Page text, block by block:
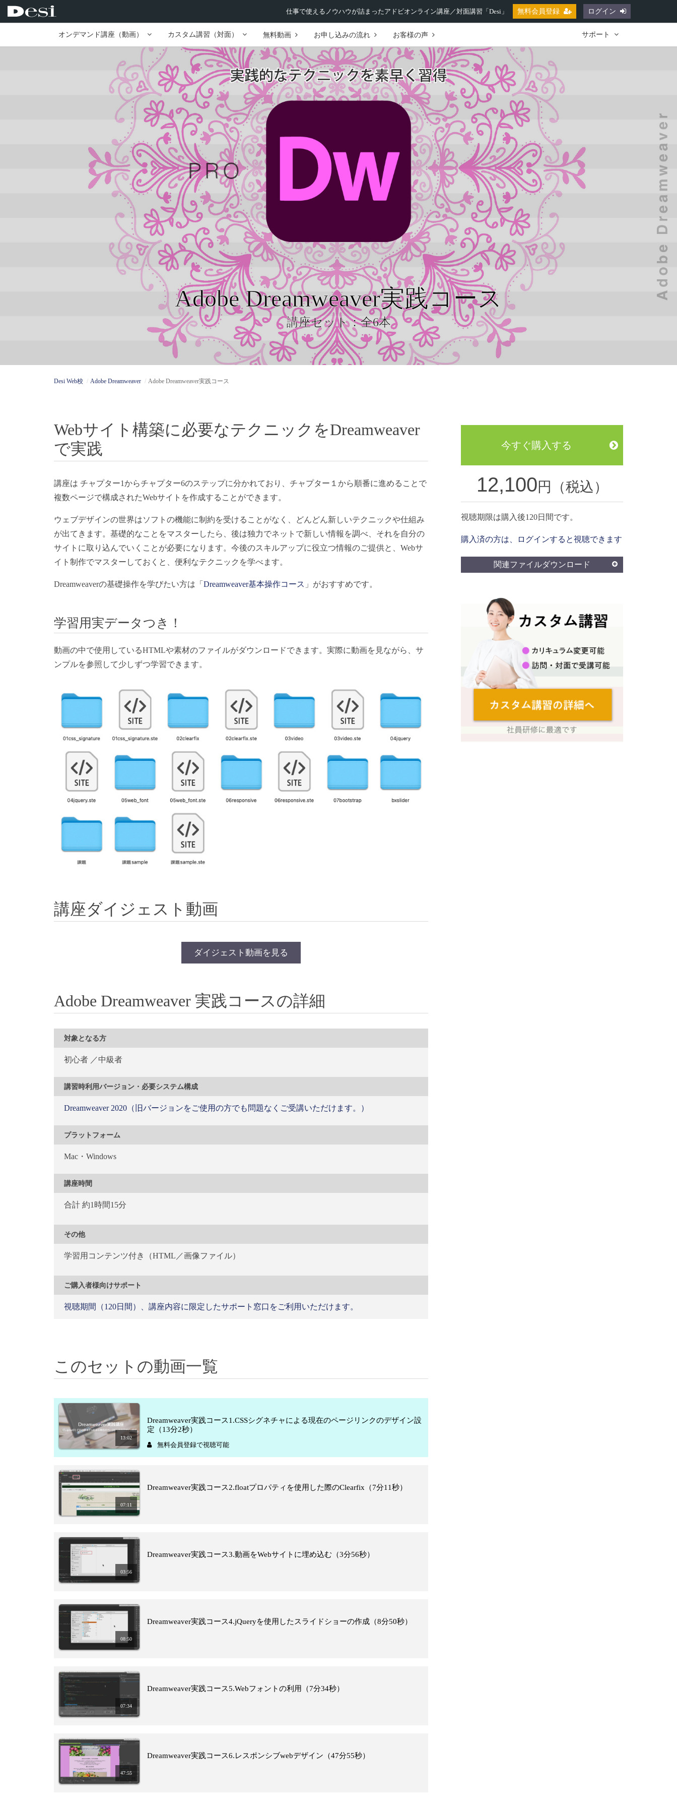
仕事で使えるノウハウが詰まったアドビオンライン講座／対面講習「Desi」 無料会員登録 ログイン
オンデマンド講座（動画） カスタム講習（対面） 無料動画 お申し込みの流れ お客様の声 サポート
Adobe Dreamweaver実践コース
講座セット：全6本
Desi Web校 Adobe Dreamweaver Adobe Dreamweaver実践コース
Webサイト構築に必要なテクニックをDreamweaver
で実践
講座は チャプター1からチャプター6のステップに分かれており、チャプター１から順番に進めることで
複数ページで構成されたWebサイトを作成することができます。
ウェブデザインの世界はソフトの機能に制約を受けることがなく、どんどん新しいテクニックや仕組み
が出てきます。基礎的なことをマスターしたら、後は独力でネットで新しい情報を調べ、それを自分の
サイトに取り込んでいくことが必要になります。今後のスキルアップに役立つ情報のご提供と、Webサ
イト制作でマスターしておくと、便利なテクニックを学べます。
Dreamweaverの基礎操作を学びたい方は「 Dreamweaver基本操作コース 」がおすすめです。
学習用実データつき！
動画の中で使用しているHTMLや素材のファイルがダウンロードできます。実際に動画を見ながら、サ
ンプルを参照して少しずつ学習できます。
講座ダイジェスト動画
ダイジェスト動画を見る
Adobe Dreamweaver 実践コースの詳細
対象となる方
初心者 ／中級者
講習時利用バージョン・必要システム構成
Dreamweaver 2020（旧バージョンをご使用の方でも問題なくご受講いただけます。）
プラットフォーム
Mac・Windows
講座時間
合計 約1時間15分
その他
学習用コンテンツ付き（HTML／画像ファイル）
ご購入者様向けサポート
視聴期間（120日間）、講座内容に限定したサポート窓口をご利用いただけます。
このセットの動画一覧
13:02
Dreamweaver実践コース1.CSSシグネチャによる現在のページリンクのデザイン設
定（13分2秒）
無料会員登録で視聴可能
07:11
Dreamweaver実践コース2.floatプロパティを使用した際のClearfix（7分11秒）
03:56
Dreamweaver実践コース3.動画をWebサイトに埋め込む（3分56秒）
08:50
Dreamweaver実践コース4.jQueryを使用したスライドショーの作成（8分50秒）
07:34
Dreamweaver実践コース5.Webフォントの利用（7分34秒）
47:55
Dreamweaver実践コース6.レスポンシブwebデザイン（47分55秒）
今すぐ購入する
12,100円（税込）
視聴期限は購入後120日間です。
購入済の方は、ログインすると視聴できます
関連ファイルダウンロード